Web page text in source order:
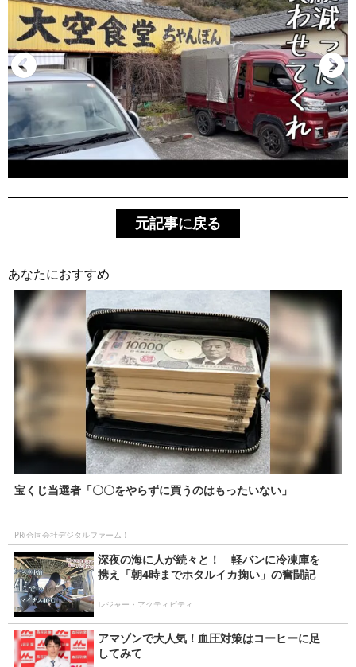
元記事に戻る
あなたにおすすめ
宝くじ当選者「〇〇をやらずに買うのはもったいない」
PR(合同会社デジタルファーム )
深夜の海に人が続々と！ 軽バンに冷凍庫を
携え「朝4時までホタルイカ掬い」の奮闘記
レジャー・アクティビティ
アマゾンで大人気！血圧対策はコーヒーに足
してみて